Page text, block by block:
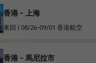
香港 - 上海
來回 08/26-09/01 香港航空
香港 - 馬尼拉市